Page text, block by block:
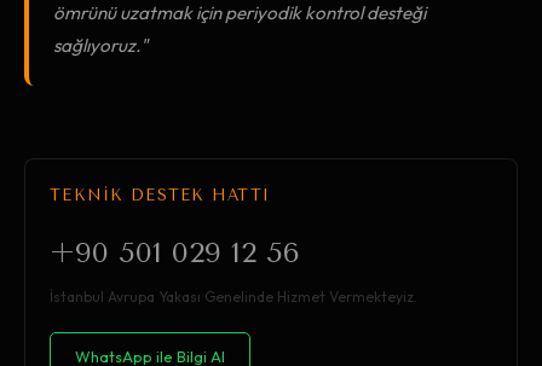
ömrünü uzatmak için periyodik kontrol desteği
sağlıyoruz."
TEKNİK DESTEK HATTI
+90 501 029 12 56
İstanbul Avrupa Yakası Genelinde Hizmet Vermekteyiz.
WhatsApp ile Bilgi Al